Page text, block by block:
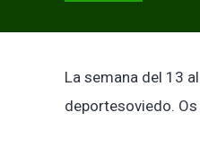
La semana del 13
deportesoviedo.